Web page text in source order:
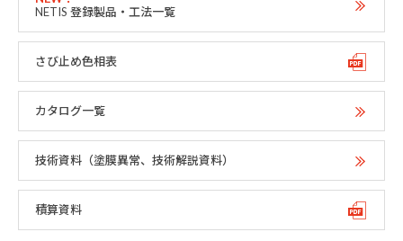
NETIS 登録製品・工法一覧
さび止め色相表
カタログ一覧
技術資料（塗膜異常、技術解説資料）
積算資料